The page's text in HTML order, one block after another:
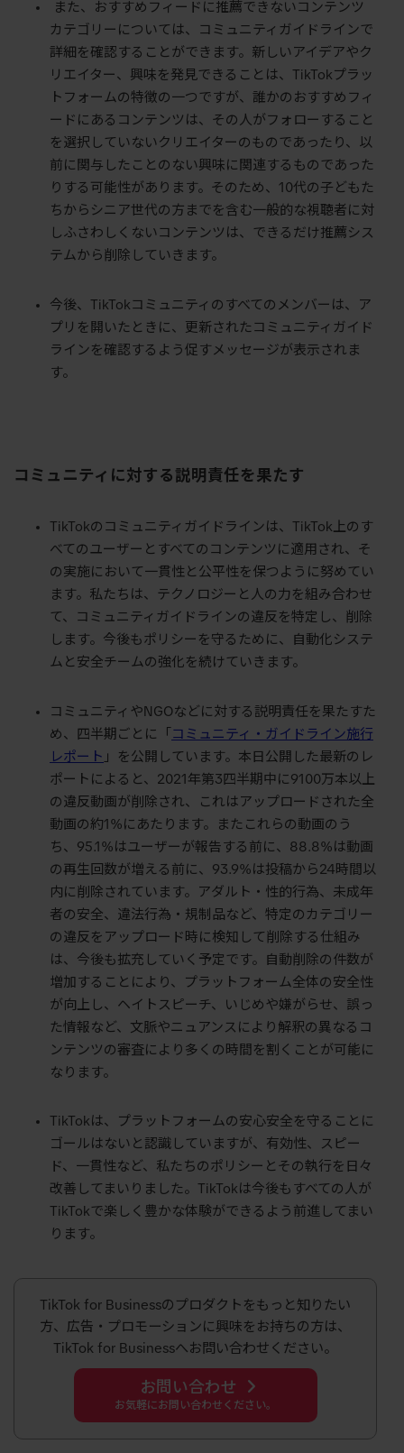
また、おすすめフィードに推薦できないコンテンツ
カテゴリーについては、コミュニティガイドラインで
詳細を確認することができます。新しいアイデアやク
リエイター、興味を発見できることは、TikTokプラッ
トフォームの特徴の一つですが、誰かのおすすめフィ
ードにあるコンテンツは、その人がフォローすること
を選択していないクリエイターのものであったり、以
前に関与したことのない興味に関連するものであった
りする可能性があります。そのため、10代の子どもた
ちからシニア世代の方までを含む一般的な視聴者に対
しふさわしくないコンテンツは、できるだけ推薦シス
テムから削除していきます。
今後、TikTokコミュニティのすべてのメンバーは、ア
プリを開いたときに、更新されたコミュニティガイド
ラインを確認するよう促すメッセージが表示されま
す。
コミュニティに対する説明責任を果たす
TikTokのコミュニティガイドラインは、TikTok上のす
べてのユーザーとすべてのコンテンツに適用され、そ
の実施において一貫性と公平性を保つように努めてい
ます。私たちは、テクノロジーと人の力を組み合わせ
て、コミュニティガイドラインの違反を特定し、削除
します。今後もポリシーを守るために、自動化システ
ムと安全チームの強化を続けていきます。
コミュニティやNGOなどに対する説明責任を果たすた
め、四半期ごとに「 コミュニティ・ガイドライン施行
レポート 」を公開しています。本日公開した最新のレ
ポートによると、2021年第3四半期中に9100万本以上
の違反動画が削除され、これはアップロードされた全
動画の約1%にあたります。またこれらの動画のう
ち、95.1%はユーザーが報告する前に、88.8%は動画
の再生回数が増える前に、93.9%は投稿から24時間以
内に削除されています。アダルト・性的行為、未成年
者の安全、違法行為・規制品など、特定のカテゴリー
の違反をアップロード時に検知して削除する仕組み
は、今後も拡充していく予定です。自動削除の件数が
増加することにより、プラットフォーム全体の安全性
が向上し、ヘイトスピーチ、いじめや嫌がらせ、誤っ
た情報など、文脈やニュアンスにより解釈の異なるコ
ンテンツの審査により多くの時間を割くことが可能に
なります。
TikTokは、プラットフォームの安心安全を守ることに
ゴールはないと認識していますが、有効性、スピー
ド、一貫性など、私たちのポリシーとその執行を日々
改善してまいりました。TikTokは今後もすべての人が
TikTokで楽しく豊かな体験ができるよう前進してまい
ります。
TikTok for Businessのプロダクトをもっと知りたい
方、広告・プロモーションに興味をお持ちの方は、
TikTok for Businessへお問い合わせください。
お問い合わせ
お気軽にお問い合わせください。